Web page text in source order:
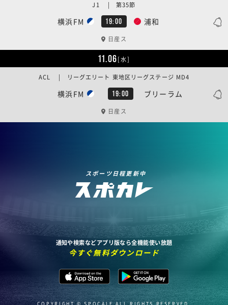
横浜FM 19:00 浦和
J1 | 第35節
日産ス
11.06[水]
横浜FM 19:00 ブリーラム
ACL | リーグエリート 東地区リーグステージ MD4
日産ス
スポーツ日程更新中
通知や検索などアプリ版なら全機能使い放題
今すぐ無料ダウンロード